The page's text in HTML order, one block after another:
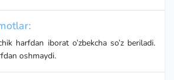
harfdan iborat o’zbekcha so’z beriladi.
oshmaydi.